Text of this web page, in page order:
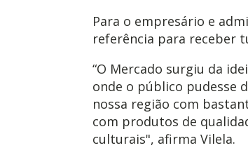
Para o empresário e
referência para receber
“O Mercado surgiu da
onde o público pudesse
nossa região com
com produtos de
culturais", afirma Vilela.